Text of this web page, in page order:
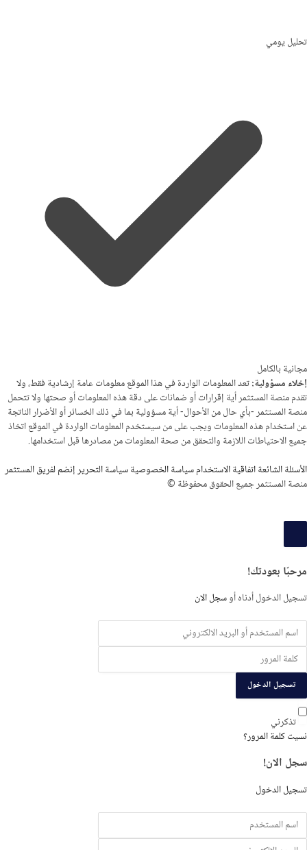
تحليل يومي
مجانية بالكامل
إخلاء مسؤولية:تعد المعلومات الواردة في هذا الموقع معلومات عامة إرشادية فقط، ولا
تقدم منصة المستثمر أية إقرارات أو ضمانات على دقة هذه المعلومات أو صحتها ولا تتحمل
منصة المستثمر -بأي حال من الأحوال- أية مسؤولية بما في ذلك الخسائر أو الأضرار الناتجة
عن استخدام هذه المعلومات ويجب على من سيستخدم المعلومات الواردة في الموقع اتخاذ
جميع الاحتياطات اللازمة والتحقق من صحة المعلومات من مصادرها قبل استخدامها.
الأسئلة الشائعةاتفاقية الاستخدامسياسة الخصوصيةسياسة التحريرإنضم لفريق المستثمر
منصة المستثمر جميع الحقوق محفوظة ©
تسجيل
الدخول
التسجيل
مرحبًا بعودتك!
تسجيل الدخول أدناه أوسجل الان
تسجيل الدخول
تذكرني
نسيت كلمة المرور؟
سجل الان!
تسجيل الدخول